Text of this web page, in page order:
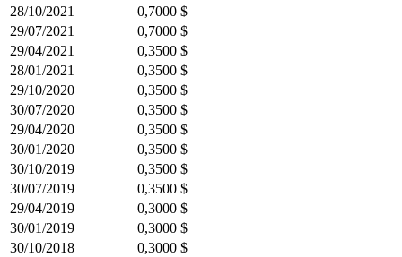
28/10/2021
0,7000 $
29/07/2021
0,7000 $
29/04/2021
0,3500 $
28/01/2021
0,3500 $
29/10/2020
0,3500 $
30/07/2020
0,3500 $
29/04/2020
0,3500 $
30/01/2020
0,3500 $
30/10/2019
0,3500 $
30/07/2019
0,3500 $
29/04/2019
0,3000 $
30/01/2019
0,3000 $
30/10/2018
0,3000 $